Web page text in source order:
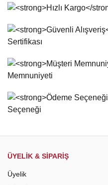
Görüş ve önerileriniz için
Ürün resmi kalitesiz,
Ürün açıklamasında
Ürün fiyatı diğer
ÜYELİK & SİPARİŞ
Üyelik